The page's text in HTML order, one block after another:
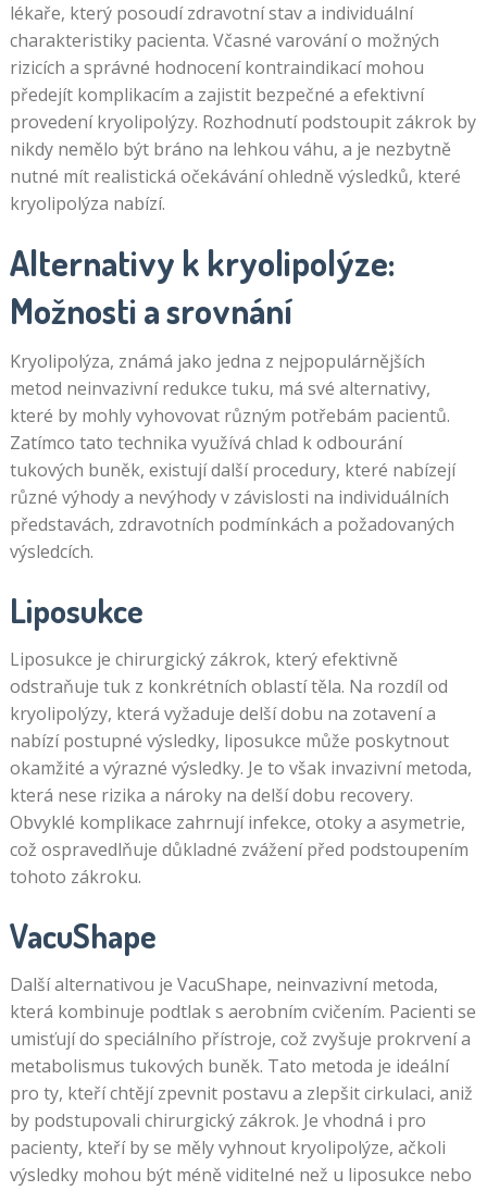
lékaře, který posoudí zdravotní stav a individuální
charakteristiky pacienta. Včasné varování o možných
rizicích a správné hodnocení kontraindikací mohou
předejít komplikacím a zajistit bezpečné a efektivní
provedení kryolipolýzy. Rozhodnutí podstoupit zákrok by
nikdy nemělo být bráno na lehkou váhu, a je nezbytně
nutné mít realistická očekávání ohledně výsledků, které
kryolipolýza nabízí.
Alternativy k kryolipolýze:
Možnosti a srovnání
Kryolipolýza, známá jako jedna z nejpopulárnějších
metod neinvazivní redukce tuku, má své alternativy,
které by mohly vyhovovat různým potřebám pacientů.
Zatímco tato technika využívá chlad k odbourání
tukových buněk, existují další procedury, které nabízejí
různé výhody a nevýhody v závislosti na individuálních
představách, zdravotních podmínkách a požadovaných
výsledcích.
Liposukce
Liposukce je chirurgický zákrok, který efektivně
odstraňuje tuk z konkrétních oblastí těla. Na rozdíl od
kryolipolýzy, která vyžaduje delší dobu na zotavení a
nabízí postupné výsledky, liposukce může poskytnout
okamžité a výrazné výsledky. Je to však invazivní metoda,
která nese rizika a nároky na delší dobu recovery.
Obvyklé komplikace zahrnují infekce, otoky a asymetrie,
což ospravedlňuje důkladné zvážení před podstoupením
tohoto zákroku.
VacuShape
Další alternativou je VacuShape, neinvazivní metoda,
která kombinuje podtlak s aerobním cvičením. Pacienti se
umisťují do speciálního přístroje, což zvyšuje prokrvení a
metabolismus tukových buněk. Tato metoda je ideální
pro ty, kteří chtějí zpevnit postavu a zlepšit cirkulaci, aniž
by podstupovali chirurgický zákrok. Je vhodná i pro
pacienty, kteří by se měly vyhnout kryolipolýze, ačkoli
výsledky mohou být méně viditelné než u liposukce nebo